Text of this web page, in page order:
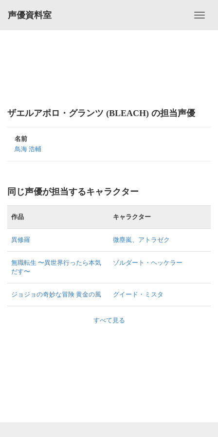
声優資料室
ザエルアポロ・グランツ (BLEACH) の担当声優
名前
鳥海 浩輔
同じ声優が担当するキャラクター
作品 キャラクター
異修羅 微塵嵐、アトラゼク
無職転生 〜異世界行ったら本気
だす〜
ゾルダート・ヘッケラー
ジョジョの奇妙な冒険 黄金の風 グイード・ミスタ
すべて見る